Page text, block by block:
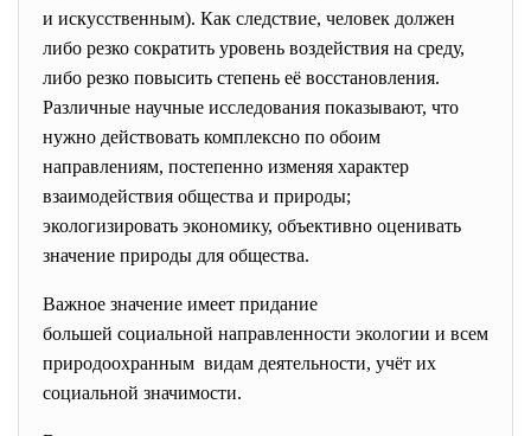
и искусственным). Как следствие, человек должен
либо резко сократить уровень воздействия на среду,
либо резко повысить степень её восстановления.
Различные научные исследования показывают, что
нужно действовать комплексно по обоим
направлениям, постепенно изменяя характер
взаимодействия общества и природы;
экологизировать экономику, объективно оценивать
значение природы для общества.
Важное значение имеет придание
большей социальной направленности экологии и всем
природоохранным видам деятельности, учёт их
социальной значимости.